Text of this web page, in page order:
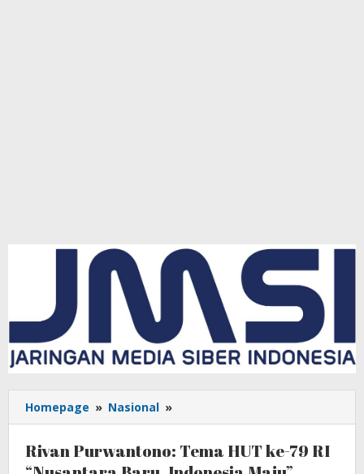
Homepage » Nasional »
Purwantono:
HUT
Rivan Purwantono: Tema HUT ke-79 RI